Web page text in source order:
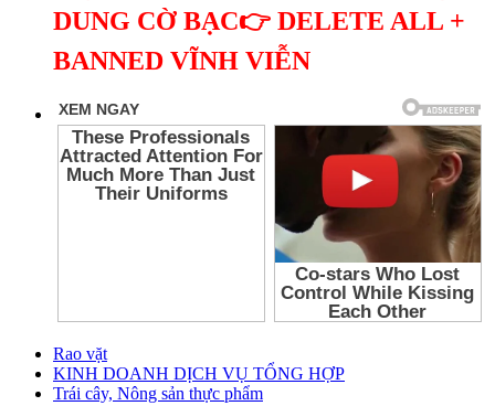
DUNG CỜ BẠC👉 DELETE ALL +
BANNED VĨNH VIỄN
Rao vặt
KINH DOANH DỊCH VỤ TỔNG HỢP
Trái cây, Nông sản thực phẩm